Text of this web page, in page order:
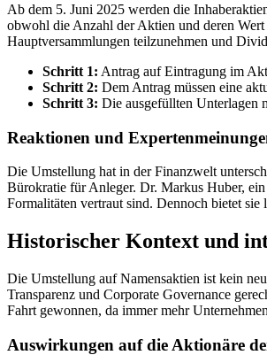
Ab dem 5. Juni 2025 werden die
obwohl die Anzahl der Aktien und deren
Hauptversammlungen teilzunehmen und
Schritt 1: Antrag auf Eintragung im
Schritt 2: Dem Antrag müssen eine
Schritt 3: Die ausgefüllten Unterlagen
Reaktionen und
Die Umstellung hat in der Finanzwelt
Bürokratie für Anleger. Dr. Markus Huber,
Formalitäten vertraut sind. Dennoch bietet
Historischer Kontext und
Die Umstellung auf Namensaktien ist kein
Transparenz und Corporate Governance
Fahrt gewonnen, da immer mehr
Auswirkungen auf die Aktionäre